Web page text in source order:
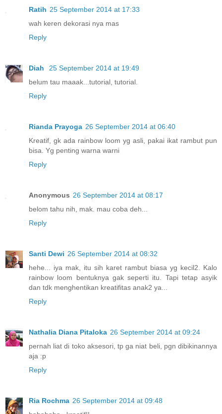
Ratih 25 September 2014 at 17:33
wah keren dekorasi nya mas
Reply
Diah
25 September 2014 at 19:49
belum tau maaak...tutorial, tutorial.
Reply
Rianda Prayoga 26 September 2014 at 06:40
Kreatif, gk ada rainbow loom yg asli, pakai ikat rambut pun
bisa. Yg penting warna warni
Reply
Anonymous 26 September 2014 at 08:17
belom tahu nih, mak. mau coba deh...
Reply
Santi Dewi 26 September 2014 at 08:32
hehe... iya mak, itu sih karet rambut biasa yg kecil2. Kalo
rainbow loom bentuknya gak seperti itu. Tapi tetap asyik
dan tdk menghentikan kreatifitas anak2 ya...
Reply
Nathalia Diana Pitaloka 26 September 2014 at 09:24
pernah liat di toko aksesori, tp ga niat beli, pgn dibikinannya
aja :p
Reply
Ria Rochma 26 September 2014 at 09:48